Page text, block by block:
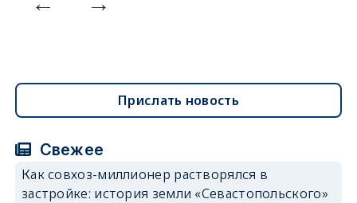
Прислать новость
Свежее
Как совхоз-миллионер растворялся в
застройке: история земли «Севастопольского»